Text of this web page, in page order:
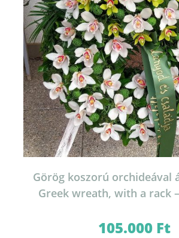
Görög koszorú orchideával
Greek wreath, with a rack –
105.000 Ft